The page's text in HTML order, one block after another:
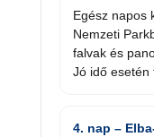
Egész napos
Nemzeti
falvak és
Jó idő esetén
4. nap –